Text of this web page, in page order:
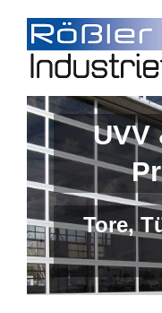
content
UVV
Tore,